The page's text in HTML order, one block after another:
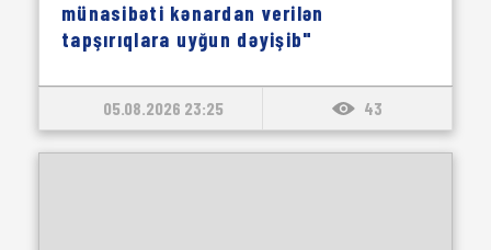
münasibəti kənardan verilən
tapşırıqlara uyğun dəyişib"
05.08.2026 23:25 43